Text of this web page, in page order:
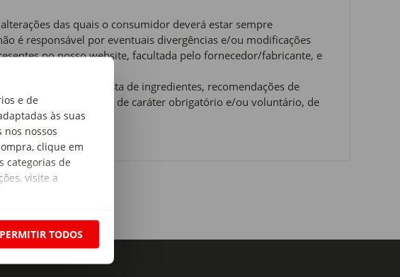
e de
às suas
nossos
clique em
categorias de
visite a
PERMITIR TODOS
das quais o consumidor deverá estar sempre
é responsável por eventuais divergências e/ou modificações
no nosso website, facultada pelo fornecedor/fabricante, e
nutricional, lista de ingredientes, recomendações de
todas as informações, de caráter obrigatório e/ou voluntário, de